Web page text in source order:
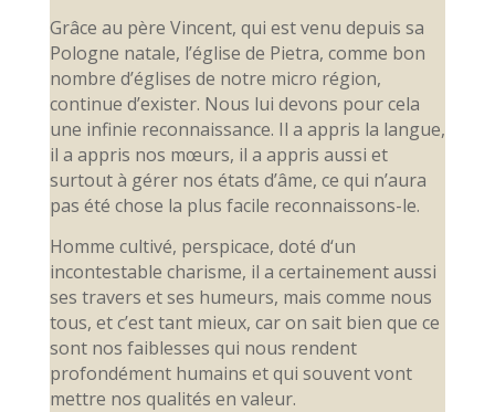
Grâce au père Vincent, qui est venu depuis sa
Pologne natale, l’église de Pietra, comme bon
nombre d’églises de notre micro région,
continue d’exister. Nous lui devons pour cela
une infinie reconnaissance. Il a appris la langue,
il a appris nos mœurs, il a appris aussi et
surtout à gérer nos états d’âme, ce qui n’aura
pas été chose la plus facile reconnaissons-le.
Homme cultivé, perspicace, doté d‘un
incontestable charisme, il a certainement aussi
ses travers et ses humeurs, mais comme nous
tous, et c’est tant mieux, car on sait bien que ce
sont nos faiblesses qui nous rendent
profondément humains et qui souvent vont
mettre nos qualités en valeur.